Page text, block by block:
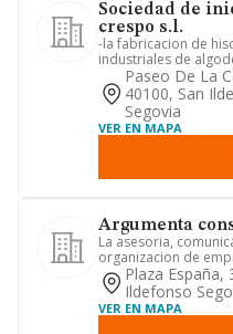
Sociedad de
crespo s.l.
-la fabricacion de
industriales de
industriales, pinzas
Paseo De La
40100, San
Segovia
VER EN MAPA
Argumenta
La asesoria,
organizacion de
Plaza España,
Ildefonso
VER EN MAPA